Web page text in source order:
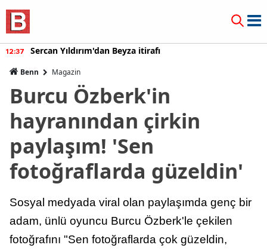
12:37 Sercan Yıldırım'dan Beyza itirafı
Benn Magazin
Burcu Özberk'in
hayranından çirkin
paylaşım! 'Sen
fotoğraflarda güzeldin'
Sosyal medyada viral olan paylaşımda genç bir
adam, ünlü oyuncu Burcu Özberk'le çekilen
fotoğrafını "Sen fotoğraflarda çok güzeldin,